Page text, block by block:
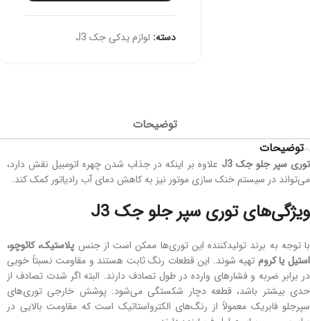
دسته: لوازم یدکی جک J3
توضیحات
توضیحات
توری سپر جلو جکJ3‌ علاوه بر اینکه در جذاب شدن چهره اتومبیل نقش دارد،
می‌تواند در سیستم خنک سازی موتور نیز به کاهش دمای آب رادیاتور کمک کند.
ویژگی‌های توری سپر جلو جک J3
با توجه به برند تولیدکننده این توری‌ها ممکن است از جنس پلاستیک، کائوچو،
استیل یا کروم تهیه شوند. این قطعات رنگ ثابت هستند و مقاومت نسبتاً خوبی
در برابر ضربه و فشارهای وارده در طول تصادف دارند. البته اگر شدت تصادف از
حدی بیشتر باشد، قطعه دچار شکستگی می‌شود. پوشش خارجی توری‌های
سپر‌جلو فابریک معمولاً از رنگ‌های الکترواستاتیک است که مقاومت بالایی در